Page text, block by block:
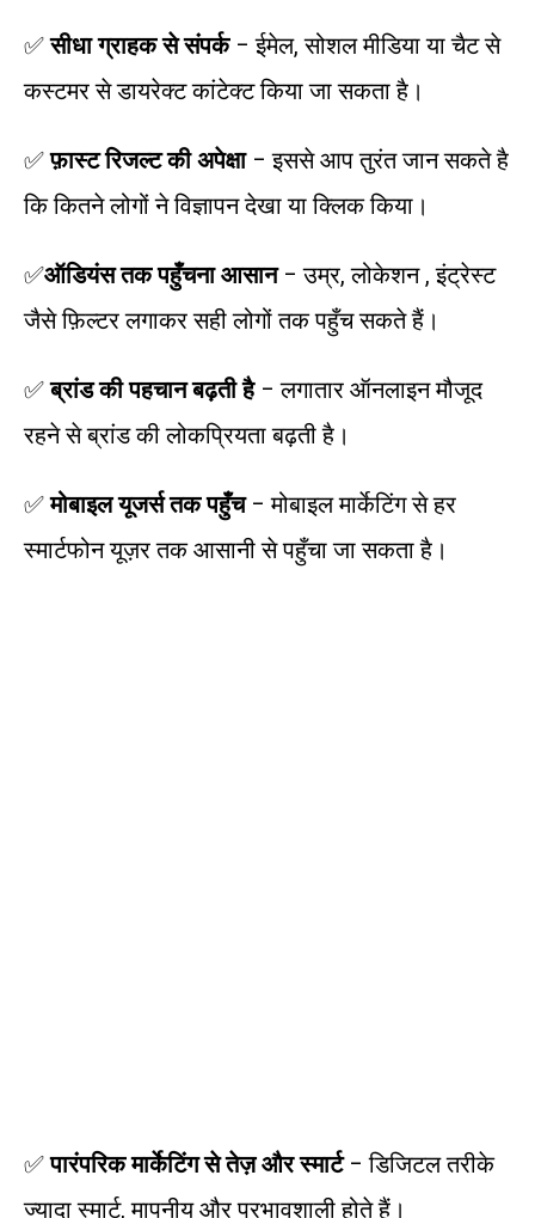
✅सीधा ग्राहक से संपर्क– ईमेल, सोशल मीडिया या चैट से
कस्टमर से डायरेक्ट कांटेक्ट किया जा सकता है।
✅फ़ास्ट रिजल्ट की अपेक्षा– इससे आप तुरंत जान सकते है
कि कितने लोगों ने विज्ञापन देखा या क्लिक किया।
✅ऑडियंस तक पहुँचना आसान– उम्र, लोकेशन , इंट्रेस्ट
जैसे फ़िल्टर लगाकर सही लोगों तक पहुँच सकते हैं।
✅ब्रांड की पहचान बढ़ती है– लगातार ऑनलाइन मौजूद
रहने से ब्रांड की लोकप्रियता बढ़ती है।
✅मोबाइल यूजर्स तक पहुँच– मोबाइल मार्केटिंग से हर
स्मार्टफोन यूज़र तक आसानी से पहुँचा जा सकता है।
✅पारंपरिक मार्केटिंग से तेज़ और स्मार्ट– डिजिटल तरीके
ज्यादा स्मार्ट, मापनीय और प्रभावशाली होते हैं।